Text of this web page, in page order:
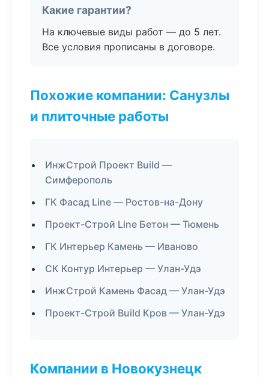
Какие гарантии?
На ключевые виды работ — до 5 лет.
Все условия прописаны в договоре.
Похожие компании: Санузлы
и плиточные работы
ИнжСтрой Проект Build —
Симферополь
ГК Фасад Line — Ростов-на-Дону
Проект-Строй Line Бетон — Тюмень
ГК Интерьер Камень — Иваново
СК Контур Интерьер — Улан-Удэ
ИнжСтрой Камень Фасад — Улан-Удэ
Проект-Строй Build Кров — Улан-Удэ
Компании в Новокузнецк